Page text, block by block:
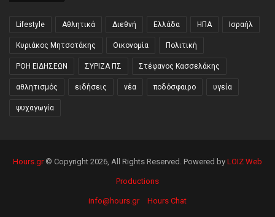
Lifestyle Αθλητικά Διεθνή Ελλάδα ΗΠΑ Ισραήλ
Κυριάκος Μητσοτάκης Οικονομία Πολιτική
ΡΟΗ ΕΙΔΗΣΕΩΝ ΣΥΡΙΖΑ ΠΣ Στέφανος Κασσελάκης
αθλητισμός ειδήσεις νέα ποδόσφαιρο υγεία
ψυχαγωγία
Hours.gr© Copyright 2026, All Rights Reserved. Powered by LOIZ Web
Productions
info@hours.gr Hours Chat